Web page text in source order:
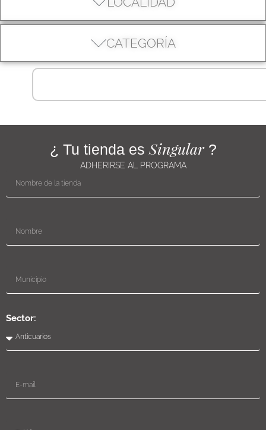
CATEGORÍA
¿ Tu tienda es Singular?
ADHERIRSE AL PROGRAMA
Sector: